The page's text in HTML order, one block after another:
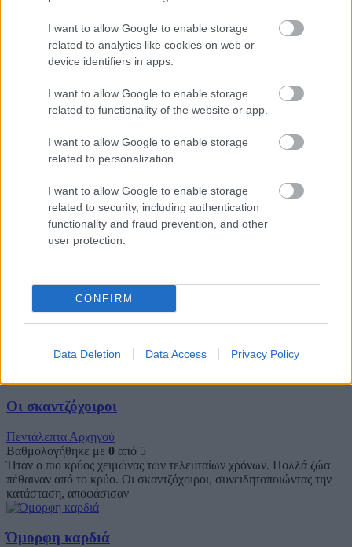
I want to allow Google to enable storage
related to analytics like cookies on web or
device identifiers in apps.
I want to allow Google to enable storage
related to functionality of the website or app.
I want to allow Google to enable storage
related to personalization.
I want to allow Google to enable storage
related to security, including authentication
functionality and fraud prevention, and other
user protection.
CONFIRM
Data Deletion Data Access Privacy Policy
Ειρήνη
Πεντάλεπτα Αρχηγού
Mια φορά κι έναν καιρό, ήταν ένας βασιλιάς που πρόσφερε ένα
βραβείο στον καλλιτέχνη που θα χρωμάτιζε την καλύτερη εικόνα
Η Ηχώ
Βαθμολογήθηκε με0από 5
Ένας ξυλοκόπος περπατούσε κάποτε με τον γιο του στο δάσος.
Ξαφνικά το παιδί γλίστρησε και έπεσε, ένας δυνατός πόνος
διαπέρασε
Πεντάλεπτα Αρχηγού
Μπουκάι) Όταν ήμουν μικρός μου άρεσε πολύ το τσίρκο, και στο
τσίρκο μου
Οι σκαντζόχοιροι
Πεντάλεπτα Αρχηγού
Βαθμολογήθηκε με 0 από 5
Ήταν ο πιο κρύος χειμώνας των τελευταίων χρόνων. Πολλά ζώα
πέθαιναν από το κρύο. Οι σκαντζόχοιροι, συνειδητοποιώντας την
κατάσταση, αποφάσισαν
Όμορφη καρδιά